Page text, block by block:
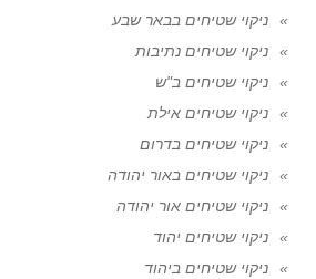
ניקוי שטיחים בבאר שבע
ניקוי שטיחים נתיבות
ניקוי שטיחים ב"ש
ניקוי שטיחים אילת
ניקוי שטיחים בדרום
ניקוי שטיחים באור יהודה
ניקוי שטיחים אור יהודה
ניקוי שטיחים יהוד
ניקוי שטיחים ביהוד